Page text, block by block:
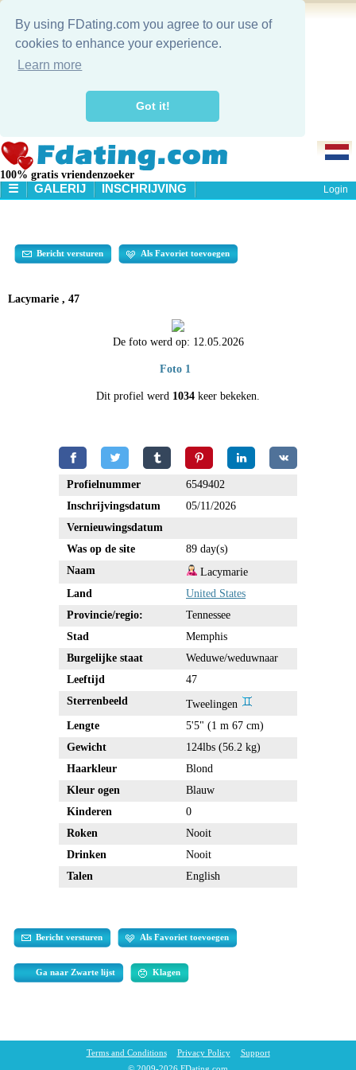
By using FDating.com you agree to our use of
cookies to enhance your experience.
Learn more
Got it!
100% gratis vriendenzoeker
☰
ZOEKEN
GALERIJ INSCHRIJVING Login
Bericht versturen Als Favoriet toevoegen
Lacymarie , 47
De foto werd op: 12.05.2026
Foto 1
Dit profiel werd 1034 keer bekeken.
Profielnummer
6549402
Inschrijvingsdatum
05/11/2026
Vernieuwingsdatum
Was op de site
89 day(s)
Naam
Lacymarie
Land
United States
Provincie/regio:
Tennessee
Stad
Memphis
Burgelijke staat
Weduwe/weduwnaar
Leeftijd
47
Sterrenbeeld
Tweelingen
Lengte
5'5" (1 m 67 cm)
Gewicht
124lbs (56.2 kg)
Haarkleur
Blond
Kleur ogen
Blauw
Kinderen
0
Roken
Nooit
Drinken
Nooit
Talen
English
Bericht versturen Als Favoriet toevoegen
Ga naar Zwarte lijst Klagen
Terms and Conditions Privacy Policy Support